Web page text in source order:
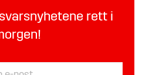
rett i